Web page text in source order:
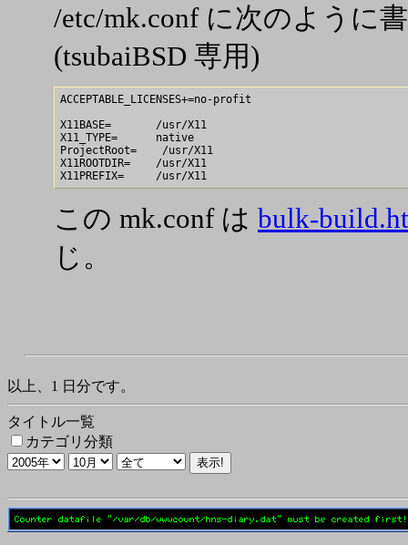
/etc/mk.conf に次のように
(tsubaiBSD 専用)
ACCEPTABLE_LICENSES+=no-profit
X11BASE=       /usr/X11
X11_TYPE=      native
ProjectRoot=    /usr/X11
X11ROOTDIR=    /usr/X11
この mk.conf は bulk-
じ。
以上、1 日分です。
タイトル一覧
カテゴリ分類